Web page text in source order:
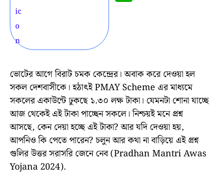
ভোটের আগে বিরাট চমক কেন্দ্রের। অবাক করে দেওয়া হল
সকল দেশবাসীকে। হঠাৎই PMAY Scheme এর মাধ্যমে
সকলের একাউন্টে ঢুকছে ১.৩০ লক্ষ টাকা। যেমনটা শোনা যাচ্ছে
আজ থেকেই এই টাকা পাচ্ছেন সকলে। নিশ্চয়ই মনে প্রশ্ন
আসছে, কেন দেয়া হচ্ছে এই টাকা? আর যদি দেওয়া হয়,
আপনিও কি পেতে পারেন? চলুন আর কথা না বাড়িয়ে এই প্রশ্ন
গুলির উত্তর সরাসরি জেনে নেব (Pradhan Mantri Awas
Yojana 2024).